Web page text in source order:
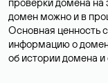
домен можно и в
Основная ценность
информацию о
об истории домена и